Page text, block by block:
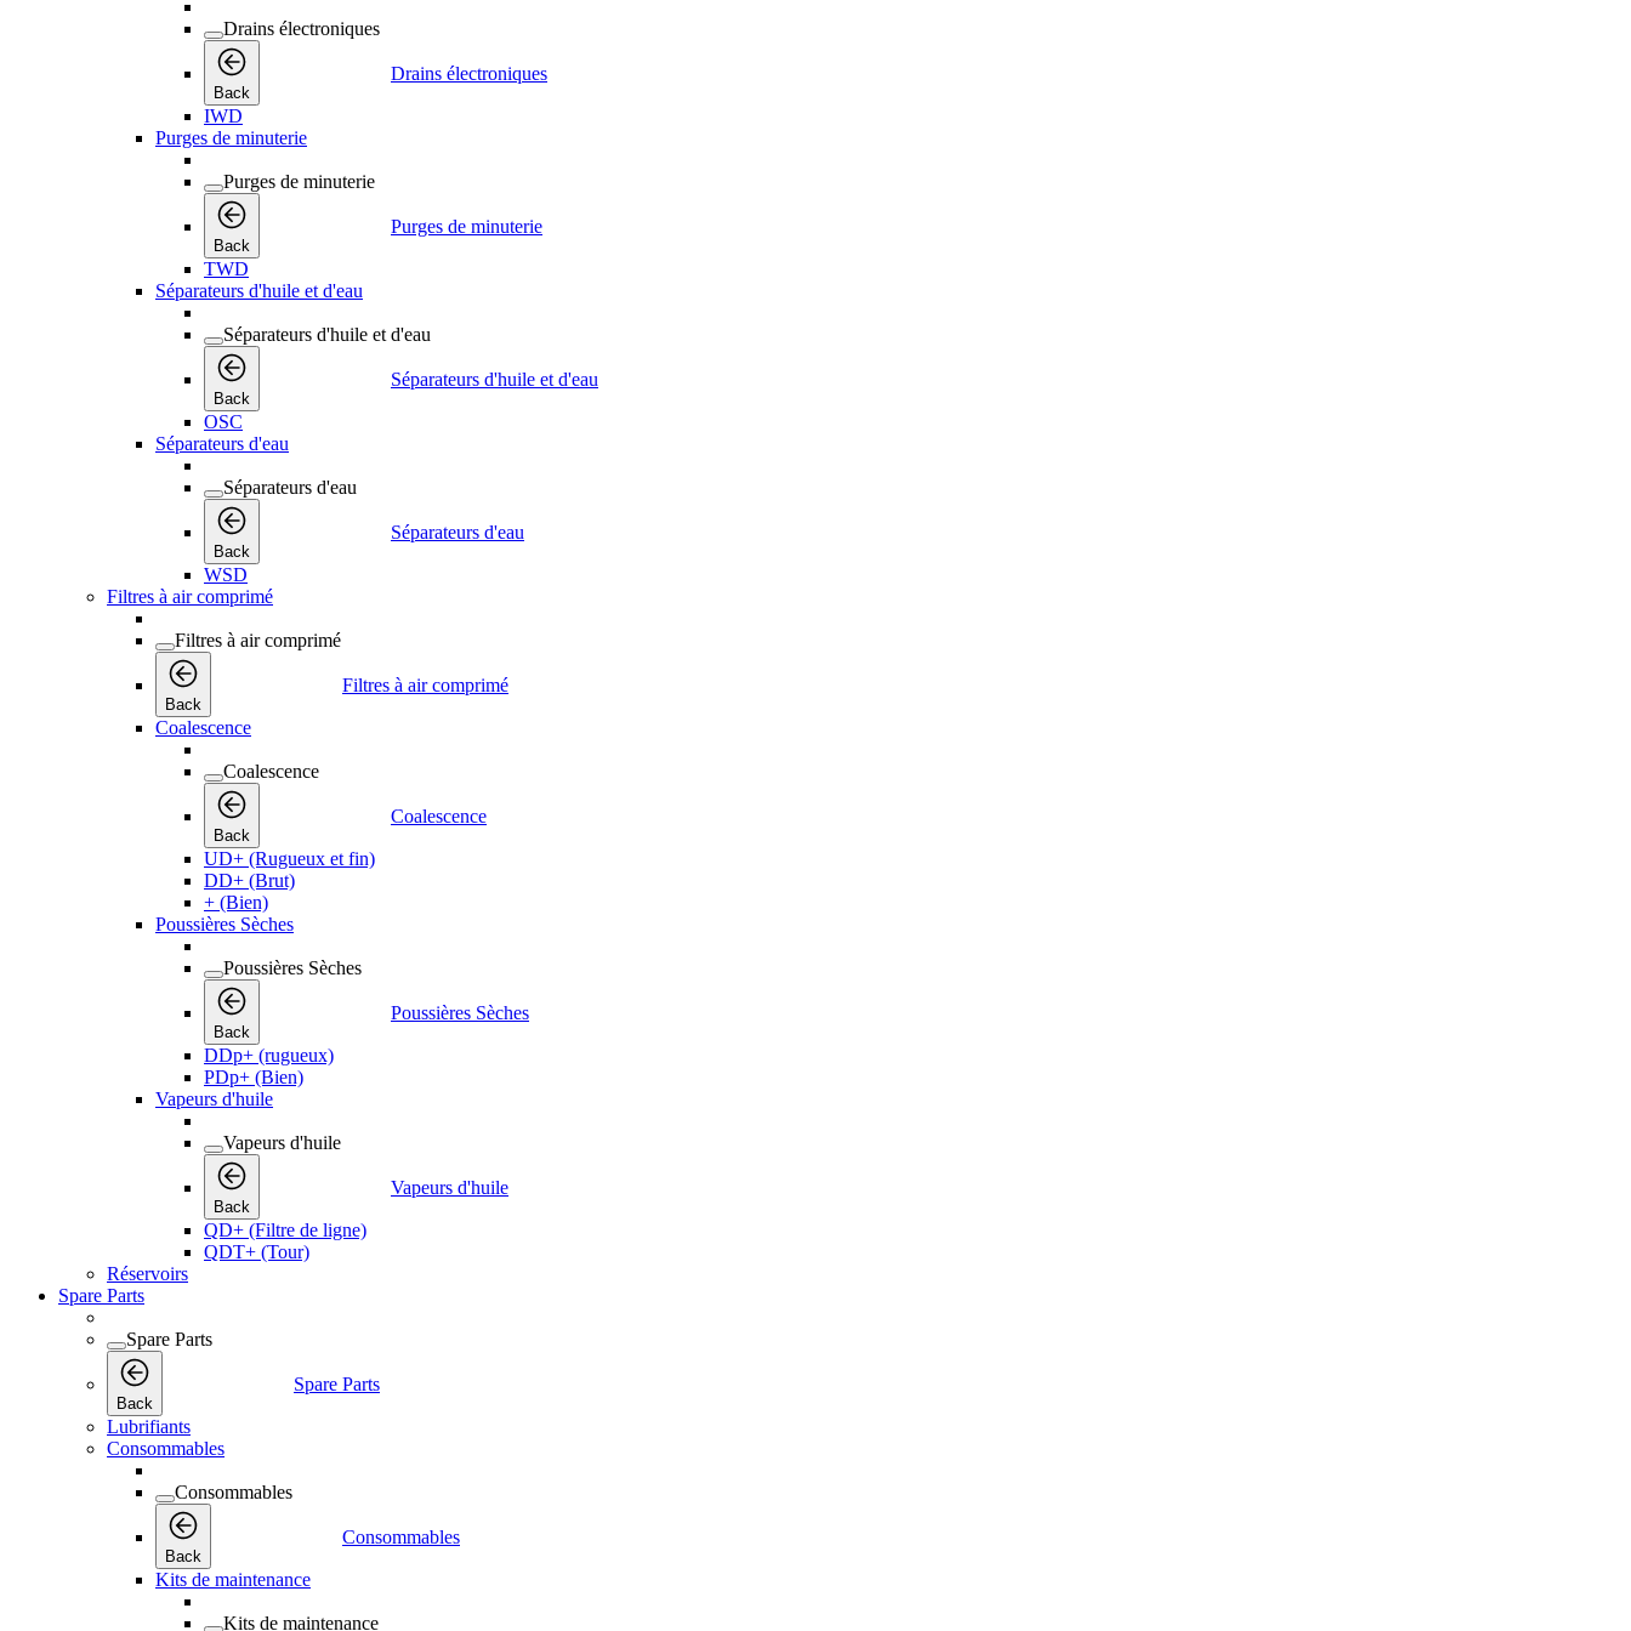
Drains électroniques
Back
Drains électroniques
IWD
Purges de minuterie
Purges de minuterie
Back
Purges de minuterie
TWD
Séparateurs d'huile et d'eau
Séparateurs d'huile et d'eau
Back
Séparateurs d'huile et d'eau
OSC
Séparateurs d'eau
Séparateurs d'eau
Back
Séparateurs d'eau
WSD
Filtres à air comprimé
Filtres à air comprimé
Back
Filtres à air comprimé
Coalescence
Coalescence
Back
Coalescence
UD+ (Rugueux et fin)
DD+ (Brut)
+ (Bien)
Poussières Sèches
Poussières Sèches
Back
Poussières Sèches
DDp+ (rugueux)
PDp+ (Bien)
Vapeurs d'huile
Vapeurs d'huile
Back
Vapeurs d'huile
QD+ (Filtre de ligne)
QDT+ (Tour)
Réservoirs
Spare Parts
Spare Parts
Back
Spare Parts
Lubrifiants
Consommables
Consommables
Back
Consommables
Kits de maintenance
Kits de maintenance